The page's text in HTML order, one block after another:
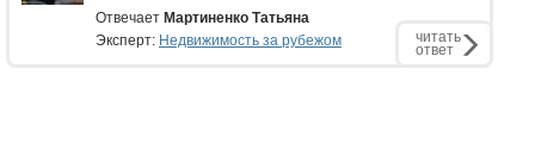
Отвечает Мартиненко Татьяна
Эксперт: Недвижимость за рубежом читать
ответ